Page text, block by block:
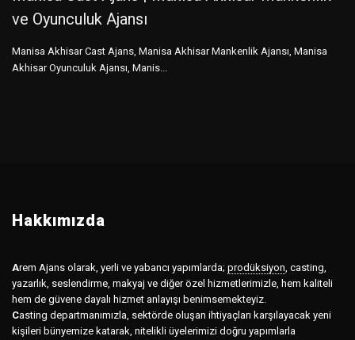
ve Oyunculuk Ajansı
Manisa Akhisar Cast Ajans, Manisa Akhisar Mankenlik Ajansı, Manisa
Akhisar Oyunculuk Ajansı, Manis...
Hakkımızda
Arem Ajans olarak, yerli ve yabancı yapımlarda; prodüksiyon, casting,
yazarlık, seslendirme, makyaj ve diğer özel hizmetlerimizle, hem kaliteli
hem de güvene dayalı hizmet anlayışı benimsemekteyiz.
Casting departmanımızla, sektörde oluşan ihtiyaçları karşılayacak yeni
kişileri bünyemize katarak, nitelikli üyelerimizi doğru yapımlarla